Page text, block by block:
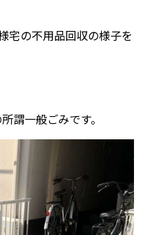
宅の不用品回収の様子を
謂一般ごみです。